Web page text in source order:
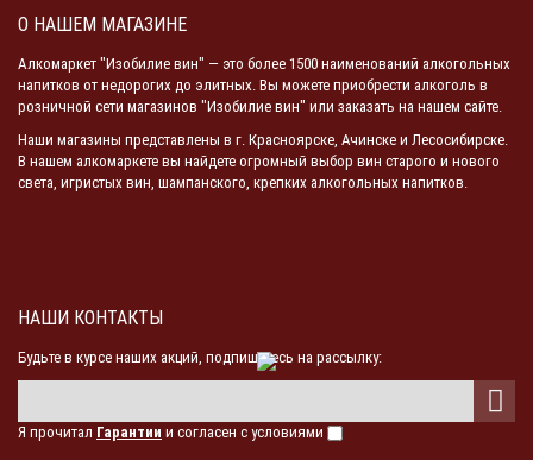
О НАШЕМ МАГАЗИНЕ
Алкомаркет "Изобилие вин" — это более 1500 наименований алкогольных
напитков от недорогих до элитных. Вы можете приобрести алкоголь в
розничной сети магазинов "Изобилие вин" или заказать на нашем сайте.
Наши магазины представлены в г. Красноярске, Ачинске и Лесосибирске.
В нашем алкомаркете вы найдете огромный выбор вин старого и нового
света, игристых вин, шампанского, крепких алкогольных напитков.
НАШИ КОНТАКТЫ
Будьте в курсе наших акций, подпишитесь на рассылку:
Я прочитал Гарантии и согласен с условиями